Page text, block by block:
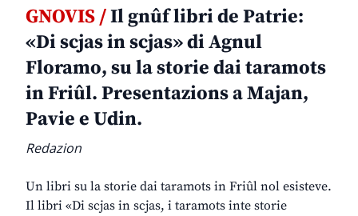
GNOVIS /Il gnûf libri de Patrie:
«Di scjas in scjas» di Agnul
Floramo, su la storie dai taramots
in Friûl. Presentazions a Majan,
Pavie e Udin.
Redazion
Un libri su la storie dai taramots in Friûl nol esisteve.
Il libri «Di scjas in scjas, i taramots inte storie